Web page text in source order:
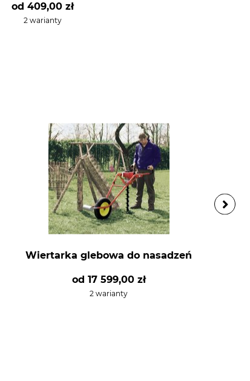
od 409,00 zł
2 warianty
Wiertarka glebowa do nasadzeń
od 17 599,00 zł
2 warianty